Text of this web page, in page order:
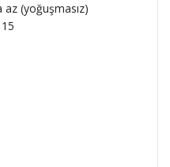
(yoğuşmasız)